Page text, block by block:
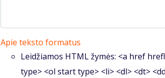
Apie teksto formatus
Leidžiamos HTML žymės: <a href
type> <ol start type> <li> <dl> <dt>